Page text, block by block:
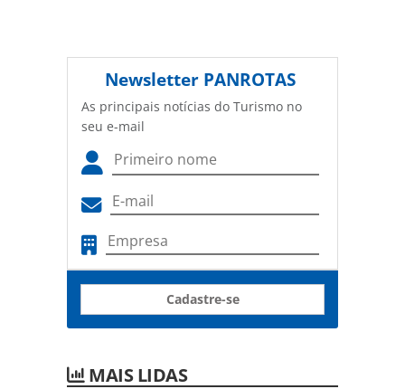
Newsletter PANROTAS
As principais notícias do Turismo no
seu e-mail
Cadastre-se
MAIS LIDAS